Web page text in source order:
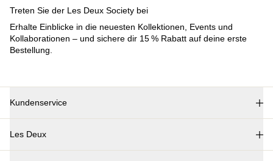
Kundenservice
Les Deux
Treten Sie der Les Deux Society bei
Erhalte Einblicke in die neuesten Kollektionen, Events und
Kollaborationen – und sichere dir 15 % Rabatt auf deine erste
Bestellung.